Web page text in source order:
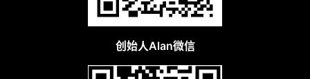
创始人Alan微信